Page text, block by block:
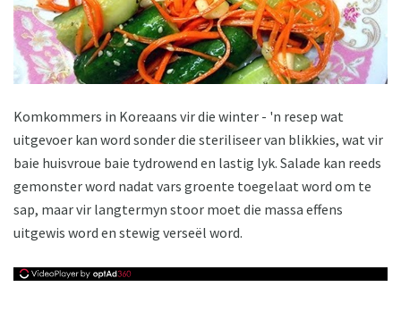
Komkommers in Koreaans vir die winter - 'n resep wat
uitgevoer kan word sonder die steriliseer van blikkies, wat vir
baie huisvroue baie tydrowend en lastig lyk. Salade kan reeds
gemonster word nadat vars groente toegelaat word om te
sap, maar vir langtermyn stoor moet die massa effens
uitgewis word en stewig verseël word.